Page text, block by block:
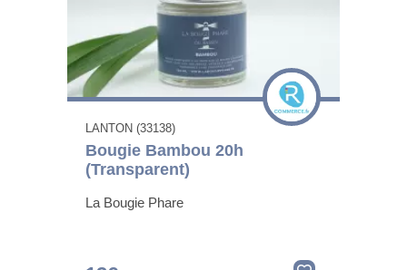
LANTON (33138)
Bougie Bambou 20h
(Transparent)
La Bougie Phare